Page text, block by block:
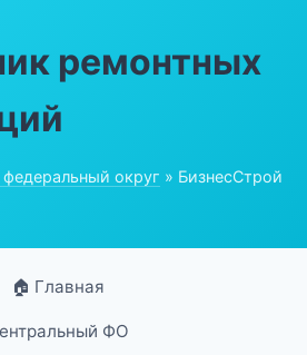
ремонтных
округ » БизнесСтрой
🏠 Главная
ФО